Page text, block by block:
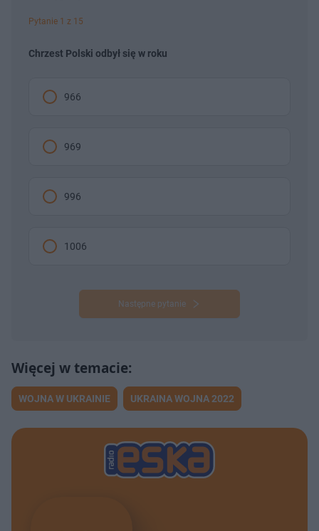
Pytanie 1 z 15
Chrzest Polski odbył się w roku
966
969
996
1006
Następne pytanie
WOJNA W UKRAINIE UKRAINA WOJNA 2022